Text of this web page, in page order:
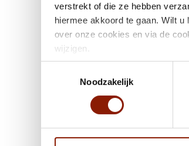
verstrekt of die ze hebben
hiermee akkoord te gaan. Wilt
over onze cookies en via de
wijzigen.
Noodzakelijk